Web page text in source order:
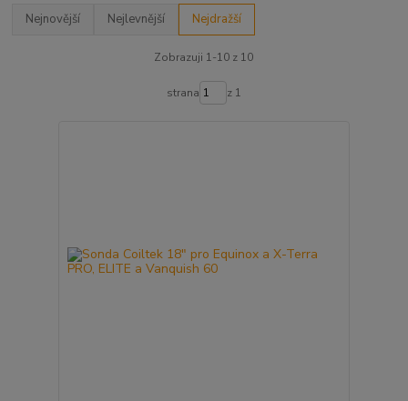
Nejnovější Nejlevnější Nejdražší
Zobrazuji 1-10 z 10
strana z 1